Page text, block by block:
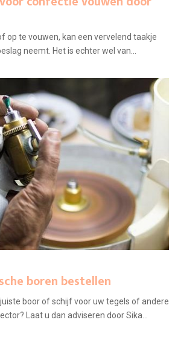
op te vouwen, kan een vervelend taakje
neemt. Het is echter wel van...
boren bestellen
boor of schijf voor uw tegels of andere
Laat u dan adviseren door Sika...